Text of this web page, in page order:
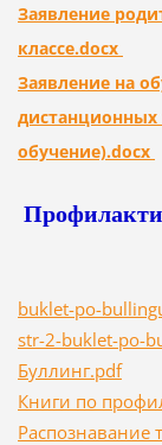
Заявление
классе.docx
Заявление на
дистанционных
обучение).docx
buklet-po-
str-2-buklet-po-
Буллинг.pdf
Книги по
Распознавание